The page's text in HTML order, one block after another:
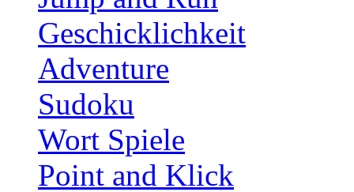
Geschicklichkeit
Adventure
Sudoku
Wort Spiele
Point and Klick